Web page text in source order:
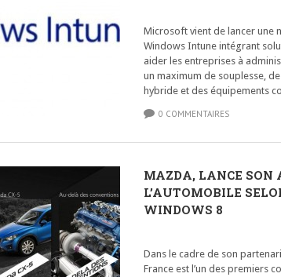
Microsoft vient de lancer une
Windows Intune intégrant
aider les entreprises à
un maximum de souplesse,
hybride et des équipements
0 COMMENTAIRES
MAZDA, LANCE SON
L’AUTOMOBILE
WINDOWS 8
Dans le cadre de son
France est l’un des premiers